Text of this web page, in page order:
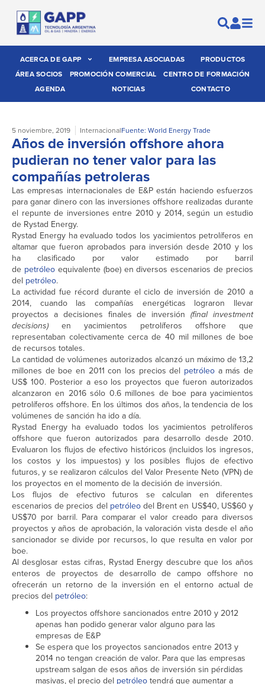
ACERCA DE GAPP EMPRESA ASOCIADAS
PRODUCTOS
ÁREA SOCIOS
PROMOCIÓN COMERCIAL
CENTRO DE FORMACIÓN
AGENDA
NOTICIAS CONTACTO
5 noviembre, 2019 InternacionalFuente: World Energy Trade
Años de inversión offshore ahora
pudieran no tener valor para las
compañías petroleras
Las empresas internacionales de E&P están haciendo esfuerzos
para ganar dinero con las inversiones offshore realizadas durante
el repunte de inversiones entre 2010 y 2014, según un estudio
de Rystad Energy.
Rystad Energy ha evaluado todos los yacimientos petrolíferos en
altamar que fueron aprobados para inversión desde 2010 y los
ha clasificado por valor estimado por barril
de petróleoequivalente (boe) en diversos escenarios de precios
del petróleo.
La actividad fue récord durante el ciclo de inversión de 2010 a
2014, cuando las compañías energéticas lograron llevar
proyectos a decisiones finales de inversión(final investment
decisions) en yacimientos petrolíferos offshore que
representaban colectivamente cerca de 40 mil millones de boe
de recursos totales.
La cantidad de volúmenes autorizados alcanzó un máximo de 13,2
millones de boe en 2011 con los precios del petróleo a más de
US$ 100. Posterior a eso los proyectos que fueron autorizados
alcanzaron en 2016 sólo 0.6 millones de boe para yacimientos
petrolíferos offshore. En los últimos dos años, la tendencia de los
volúmenes de sanción ha ido a día.
Rystad Energy ha evaluado todos los yacimientos petrolíferos
offshore que fueron autorizados para desarrollo desde 2010.
Evaluaron los flujos de efectivo históricos (incluidos los ingresos,
los costos y los impuestos) y los posibles flujos de efectivo
futuros, y se realizaron cálculos del Valor Presente Neto (VPN) de
los proyectos en el momento de la decisión de inversión.
Los flujos de efectivo futuros se calculan en diferentes
escenarios de precios del petróleodel Brent en US$40, US$60 y
US$70 por barril. Para comparar el valor creado para diversos
proyectos y años de aprobación, la valoración vista desde el año
sancionador se divide por recursos, lo que resulta en valor por
boe.
Al desglosar estas cifras, Rystad Energy descubre que los años
enteros de proyectos de desarrollo de campo offshore no
ofrecerán un retorno de la inversión en el entorno actual de
precios del petróleo:
Los proyectos offshore sancionados entre 2010 y 2012
apenas han podido generar valor alguno para las
empresas de E&P
Se espera que los proyectos sancionados entre 2013 y
2014 no tengan creación de valor. Para que las empresas
upstream salgan de esos años de inversión sin pérdidas
masivas, el precio del petróleo tendrá que aumentar a